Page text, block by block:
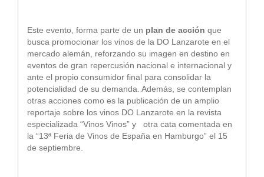
Este evento, forma parte de un plan de acción que
busca promocionar los vinos de la DO Lanzarote en el
mercado alemán, reforzando su imagen en destino en
eventos de gran repercusión nacional e internacional y
ante el propio consumidor final para consolidar la
potencialidad de su demanda. Además, se contemplan
otras acciones como es la publicación de un amplio
reportaje sobre los vinos DO Lanzarote en la revista
especializada “Vinos Vinos” y otra cata comentada en
la “13ª Feria de Vinos de España en Hamburgo” el 15
de septiembre.